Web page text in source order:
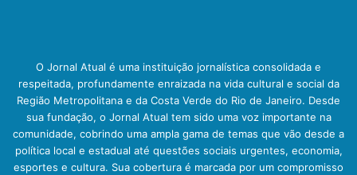
O Jornal Atual é uma instituição jornalística consolidada e
respeitada, profundamente enraizada na vida cultural e social da
Região Metropolitana e da Costa Verde do Rio de Janeiro. Desde
sua fundação, o Jornal Atual tem sido uma voz importante na
comunidade, cobrindo uma ampla gama de temas que vão desde a
política local e estadual até questões sociais urgentes, economia,
esportes e cultura. Sua cobertura é marcada por um compromisso